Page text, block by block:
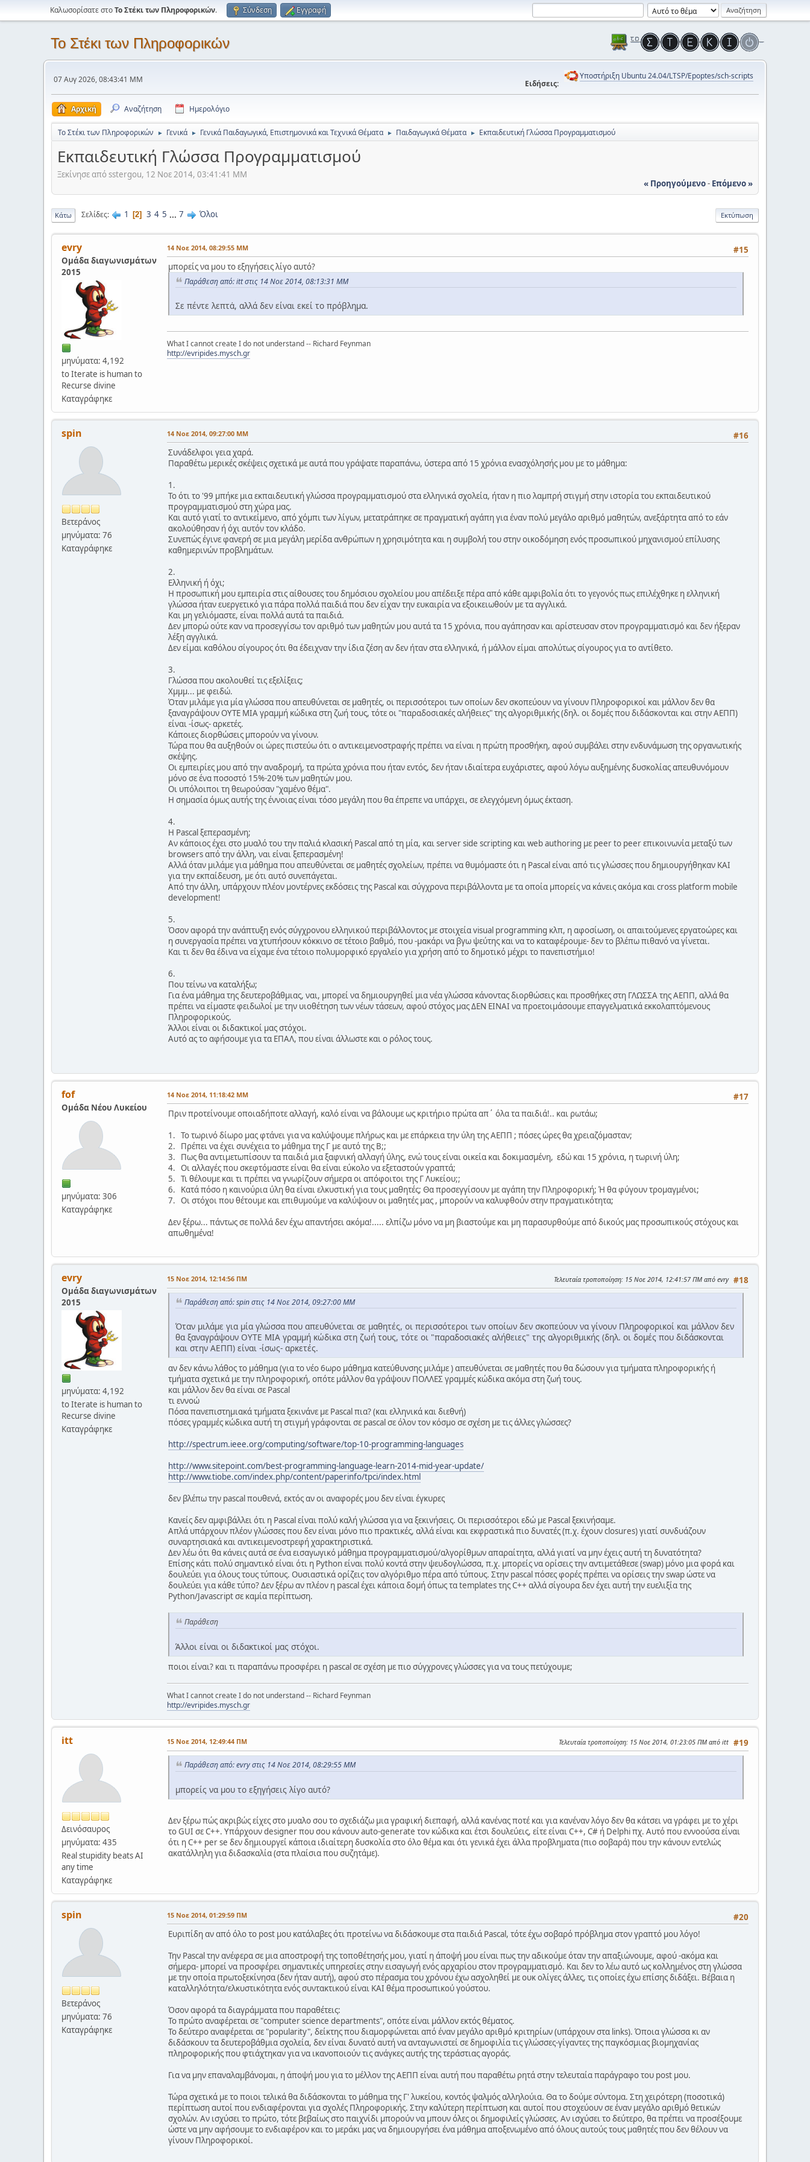
Καλωσορίσατε στοΤο Στέκι των Πληροφορικών. Σύνδεση Εγγραφή
Το Στέκι των Πληροφορικών
07 Αυγ 2026, 08:43:41 ΜΜ Ειδήσεις:
Υποστήριξη Ubuntu 24.04/LTSP/Epoptes/sch-scripts
Αρχική Αναζήτηση Ημερολόγιο
Το Στέκι των Πληροφορικών ► Γενικά ► Γενικά Παιδαγωγικά, Επιστημονικά και Τεχνικά Θέματα ► Παιδαγωγικά Θέματα ► Εκπαιδευτική Γλώσσα Προγραμματισμού
Εκπαιδευτική Γλώσσα Προγραμματισμού
Ξεκίνησε από sstergou, 12 Νοε 2014, 03:41:41 ΜΜ
« Προηγούμενο- Επόμενο »
Εκτύπωση
Κάτω Σελίδες 1 2 3 4 5 ... 7 Όλοι
evry
Ομάδα διαγωνισμάτων
2015
μηνύματα: 4,192
to Iterate is human to
Recurse divine
Καταγράφηκε
#15
14 Νοε 2014, 08:29:55 ΜΜ
μπορείς να μου το εξηγήσεις λίγο αυτό?
Παράθεση από: itt στις 14 Νοε 2014, 08:13:31 ΜΜ
Σε πέντε λεπτἀ, αλλά δεν είναι εκεί το πρόβλημα.
What I cannot create I do not understand -- Richard Feynman
http://evripides.mysch.gr
spin
Βετεράνος
μηνύματα: 76
Καταγράφηκε
#16
14 Νοε 2014, 09:27:00 ΜΜ
Συνάδελφοι γεια χαρά.
Παραθέτω μερικές σκέψεις σχετικά με αυτά που γράψατε παραπάνω, ύστερα από 15 χρόνια ενασχόλησής μου με το μάθημα:
1.
Το ότι το '99 μπήκε μια εκπαιδευτική γλώσσα προγραμματισμού στα ελληνικά σχολεία, ήταν η πιο λαμπρή στιγμή στην ιστορία του εκπαιδευτικού
προγραμματισμού στη χώρα μας.
Και αυτό γιατί το αντικείμενο, από χόμπι των λίγων, μετατράπηκε σε πραγματική αγάπη για έναν πολύ μεγάλο αριθμό μαθητών, ανεξάρτητα από το εάν
ακολούθησαν ή όχι αυτόν τον κλάδο.
Συνεπώς έγινε φανερή σε μια μεγάλη μερίδα ανθρώπων η χρησιμότητα και η συμβολή του στην οικοδόμηση ενός προσωπικού μηχανισμού επίλυσης
καθημερινών προβλημάτων.
2.
Ελληνική ή όχι;
Η προσωπική μου εμπειρία στις αίθουσες του δημόσιου σχολείου μου απέδειξε πέρα από κάθε αμφιβολία ότι το γεγονός πως επιλέχθηκε η ελληνική
γλώσσα ήταν ευεργετικό για πάρα πολλά παιδιά που δεν είχαν την ευκαιρία να εξοικειωθούν με τα αγγλικά.
Και μη γελιόμαστε, είναι πολλά αυτά τα παιδιά.
Δεν μπορώ ούτε καν να προσεγγίσω τον αριθμό των μαθητών μου αυτά τα 15 χρόνια, που αγάπησαν και αρίστευσαν στον προγραμματισμό και δεν ήξεραν
λέξη αγγλικά.
Δεν είμαι καθόλου σίγουρος ότι θα έδειχναν την ίδια ζέση αν δεν ήταν στα ελληνικά, ή μάλλον είμαι απολύτως σίγουρος για το αντίθετο.
3.
Γλώσσα που ακολουθεί τις εξελίξεις;
Χμμμ... με φειδώ.
Όταν μιλάμε για μία γλώσσα που απευθύνεται σε μαθητές, οι περισσότεροι των οποίων δεν σκοπεύουν να γίνουν Πληροφορικοί και μάλλον δεν θα
ξαναγράψουν ΟΥΤΕ ΜΙΑ γραμμή κώδικα στη ζωή τους, τότε οι "παραδοσιακές αλήθειες" της αλγοριθμικής (δηλ. οι δομές που διδάσκονται και στην ΑΕΠΠ)
είναι -ίσως- αρκετές.
Κάποιες διορθώσεις μπορούν να γίνουν.
Τώρα που θα αυξηθούν οι ώρες πιστεύω ότι ο αντικειμενοστραφής πρέπει να είναι η πρώτη προσθήκη, αφού συμβάλει στην ενδυνάμωση της οργανωτικής
σκέψης.
Οι εμπειρίες μου από την αναδρομή, τα πρώτα χρόνια που ήταν εντός, δεν ήταν ιδιαίτερα ευχάριστες, αφού λόγω αυξημένης δυσκολίας απευθυνόμουν
μόνο σε ένα ποσοστό 15%-20% των μαθητών μου.
Οι υπόλοιποι τη θεωρούσαν "χαμένο θέμα".
Η σημασία όμως αυτής της έννοιας είναι τόσο μεγάλη που θα έπρεπε να υπάρχει, σε ελεγχόμενη όμως έκταση.
4.
Η Pascal ξεπερασμένη;
Αν κάποιος έχει στο μυαλό του την παλιά κλασική Pascal από τη μία, και server side scripting και web authoring με peer to peer επικοινωνία μεταξύ των
browsers από την άλλη, ναι είναι ξεπερασμένη!
Αλλά όταν μιλάμε για μάθημα που απευθύνεται σε μαθητές σχολείων, πρέπει να θυμόμαστε ότι η Pascal είναι από τις γλώσσες που δημιουργήθηκαν ΚΑΙ
για την εκπαίδευση, με ότι αυτό συνεπάγεται.
Από την άλλη, υπάρχουν πλέον μοντέρνες εκδόσεις της Pascal και σύγχρονα περιβάλλοντα με τα οποία μπορείς να κάνεις ακόμα και cross platform mobile
development!
5.
Όσον αφορά την ανάπτυξη ενός σύγχρονου ελληνικού περιβάλλοντος με στοιχεία visual programming κλπ, η αφοσίωση, οι απαιτούμενες εργατοώρες και
η συνεργασία πρέπει να χτυπήσουν κόκκινο σε τέτοιο βαθμό, που -μακάρι να βγω ψεύτης και να το καταφέρουμε- δεν το βλέπω πιθανό να γίνεται.
Και τι δεν θα έδινα να είχαμε ένα τέτοιο πολυμορφικό εργαλείο για χρήση από το δημοτικό μέχρι το πανεπιστήμιο!
6.
Που τείνω να καταλήξω;
Για ένα μάθημα της δευτεροβάθμιας, ναι, μπορεί να δημιουργηθεί μια νέα γλώσσα κάνοντας διορθώσεις και προσθήκες στη ΓΛΩΣΣΑ της ΑΕΠΠ, αλλά θα
πρέπει να είμαστε φειδωλοί με την υιοθέτηση των νέων τάσεων, αφού στόχος μας ΔΕΝ ΕΙΝΑΙ να προετοιμάσουμε επαγγελματικά εκκολαπτόμενους
Πληροφορικούς.
Άλλοι είναι οι διδακτικοί μας στόχοι.
Αυτό ας το αφήσουμε για τα ΕΠΑΛ, που είναι άλλωστε και ο ρόλος τους.
fof
Ομάδα Νέου Λυκείου
μηνύματα: 306
Καταγράφηκε
#17
14 Νοε 2014, 11:18:42 ΜΜ
Πριν προτείνουμε οποιαδήποτε αλλαγή, καλό είναι να βάλουμε ως κριτήριο πρώτα απ΄ όλα τα παιδιά!.. και ρωτάω;
1. Το τωρινό δίωρο μας φτάνει για να καλύψουμε πλήρως και με επάρκεια την ύλη της ΑΕΠΠ ; πόσες ώρες θα χρειαζόμασταν;
2. Πρέπει να έχει συνέχεια το μάθημα της Γ με αυτό της Β;;
3. Πως θα αντιμετωπίσουν τα παιδιά μια ξαφνική αλλαγή ύλης, ενώ τους είναι οικεία και δοκιμασμένη, εδώ και 15 χρόνια, η τωρινή ύλη;
4. Οι αλλαγές που σκεφτόμαστε είναι θα είναι εύκολο να εξεταστούν γραπτά;
5. Τι θέλουμε και τι πρέπει να γνωρίζουν σήμερα οι απόφοιτοι της Γ Λυκείου;;
6. Κατά πόσο η καινούρια ύλη θα είναι ελκυστική για τους μαθητές; Θα προσεγγίσουν με αγάπη την Πληροφορική; Ή θα φύγουν τρομαγμένοι;
7. Οι στόχοι που θέτουμε και επιθυμούμε να καλύψουν οι μαθητές μας , μπορούν να καλυφθούν στην πραγματικότητα;
Δεν ξέρω... πάντως σε πολλά δεν έχω απαντήσει ακόμα!..... ελπίζω μόνο να μη βιαστούμε και μη παρασυρθούμε από δικούς μας προσωπικούς στόχους και
απωθημένα!
evry
Ομάδα διαγωνισμάτων
2015
μηνύματα: 4,192
to Iterate is human to
Recurse divine
Καταγράφηκε
#18
15 Νοε 2014, 12:14:56 ΠΜ Τελευταία τροποποίηση: 15 Νοε 2014, 12:41:57 ΠΜ από evry
Παράθεση από: spin στις 14 Νοε 2014, 09:27:00 ΜΜ
Όταν μιλάμε για μία γλώσσα που απευθύνεται σε μαθητές, οι περισσότεροι των οποίων δεν σκοπεύουν να γίνουν Πληροφορικοί και μάλλον δεν
θα ξαναγράψουν ΟΥΤΕ ΜΙΑ γραμμή κώδικα στη ζωή τους, τότε οι "παραδοσιακές αλήθειες" της αλγοριθμικής (δηλ. οι δομές που διδάσκονται
και στην ΑΕΠΠ) είναι -ίσως- αρκετές.
αν δεν κάνω λάθος το μάθημα (για το νέο 6ωρο μάθημα κατεύθυνσης μιλάμε ) απευθύνεται σε μαθητές που θα δώσουν για τμήματα πληροφορικής ή
τμήματα σχετικά με την πληροφορική, οπότε μάλλον θα γράψουν ΠΟΛΛΕΣ γραμμές κώδικα ακόμα στη ζωή τους.
και μάλλον δεν θα είναι σε Pascal
τι εννοώ
Πόσα πανεπιστημιακά τμήματα ξεκινάνε με Pascal πια? (και ελληνικά και διεθνή)
πόσες γραμμές κώδικα αυτή τη στιγμή γράφονται σε pascal σε όλον τον κόσμο σε σχέση με τις άλλες γλώσσες?
http://spectrum.ieee.org/computing/software/top-10-programming-languages
http://www.sitepoint.com/best-programming-language-learn-2014-mid-year-update/
http://www.tiobe.com/index.php/content/paperinfo/tpci/index.html
δεν βλέπω την pascal πουθενά, εκτός αν οι αναφορές μου δεν είναι έγκυρες
Κανείς δεν αμφιβάλλει ότι η Pascal είναι πολύ καλή γλώσσα για να ξεκινήσεις. Οι περισσότεροι εδώ με Pascal ξεκινήσαμε.
Απλά υπάρχουν πλέον γλώσσες που δεν είναι μόνο πιο πρακτικές, αλλά είναι και εκφραστικά πιο δυνατές (π.χ. έχουν closures) γιατί συνδυάζουν
συναρτησιακά και αντικειμενοστρεφή χαρακτηριστικά.
Δεν λέω ότι θα κάνεις αυτά σε ένα εισαγωγικό μάθημα προγραμματισμού/αλγορίθμων απαραίτητα, αλλά γιατί να μην έχεις αυτή τη δυνατότητα?
Επίσης κάτι πολύ σημαντικό είναι ότι η Python είναι πολύ κοντά στην ψευδογλώσσα, π.χ. μπορείς να ορίσεις την αντιμετάθεσε (swap) μόνο μια φορά και
δουλεύει για όλους τους τύπους. Ουσιαστικά ορίζεις τον αλγόριθμο πέρα από τύπους. Στην pascal πόσες φορές πρέπει να ορίσεις την swap ώστε να
δουλεύει για κάθε τύπο? Δεν ξέρω αν πλέον η pascal έχει κάποια δομή όπως τα templates της C++ αλλά σίγουρα δεν έχει αυτή την ευελιξία της
Python/Javascript σε καμία περίπτωση.
Παράθεση
Άλλοι είναι οι διδακτικοί μας στόχοι.
ποιοι είναι? και τι παραπάνω προσφέρει η pascal σε σχέση με πιο σύγχρονες γλώσσες για να τους πετύχουμε;
What I cannot create I do not understand -- Richard Feynman
http://evripides.mysch.gr
itt
Δεινόσαυρος
μηνύματα: 435
Real stupidity beats ΑΙ
any time
Καταγράφηκε
#19
15 Νοε 2014, 12:49:44 ΠΜ Τελευταία τροποποίηση: 15 Νοε 2014, 01:23:05 ΠΜ από itt
Παράθεση από: evry στις 14 Νοε 2014, 08:29:55 ΜΜ
μπορείς να μου το εξηγήσεις λίγο αυτό?
Δεν ξέρω πώς ακριβώς είχες στο μυαλο σου το σχεδιάζω μια γραφική διεπαφή, αλλά κανένας ποτέ και για κανέναν λόγο δεν θα κάτσει να γράφει με το χέρι
το GUI σε C++. Υπάρχουν designer που σου κάνουν auto-generate τον κώδικα και έτσι δουλεύεις, είτε είναι C++, C# ή Delphi πχ. Αυτό που εννοούσα είναι
ότι η C++ per se δεν δημιουργεί κάποια ιδιαίτερη δυσκολία στο όλο θέμα και ότι γενικά έχει άλλα προβληματα (πιο σοβαρά) που την κάνουν εντελώς
ακατάλληλη για διδασκαλία (στα πλαίσια που συζητάμε).
spin
Βετεράνος
μηνύματα: 76
Καταγράφηκε
#20
15 Νοε 2014, 01:29:59 ΠΜ
Ευριπίδη αν από όλο το post μου κατάλαβες ότι προτείνω να διδάσκουμε στα παιδιά Pascal, τότε έχω σοβαρό πρόβλημα στον γραπτό μου λόγο!
Την Pascal την ανέφερα σε μια αποστροφή της τοποθέτησής μου, γιατί η άποψή μου είναι πως την αδικούμε όταν την απαξιώνουμε, αφού -ακόμα και
σήμερα- μπορεί να προσφέρει σημαντικές υπηρεσίες στην εισαγωγή ενός αρχαρίου στον προγραμματισμό. Και δεν το λέω αυτό ως κολλημένος στη γλώσσα
με την οποία πρωτοξεκίνησα (δεν ήταν αυτή), αφού στο πέρασμα του χρόνου έχω ασχοληθεί με ουκ ολίγες άλλες, τις οποίες έχω επίσης διδάξει. Βέβαια η
καταλληλότητα/ελκυστικότητα ενός συντακτικού είναι ΚΑΙ θέμα προσωπικού γούστου.
Όσον αφορά τα διαγράμματα που παραθέτεις:
Το πρώτο αναφέρεται σε "computer science departments", οπότε είναι μάλλον εκτός θέματος.
Το δεύτερο αναφέρεται σε "popularity", δείκτης που διαμορφώνεται από έναν μεγάλο αριθμό κριτηρίων (υπάρχουν στα links). Όποια γλώσσα κι αν
διδάσκουν τα δευτεροβάθμια σχολεία, δεν είναι δυνατό αυτή να ανταγωνιστεί σε δημοφιλία τις γλώσσες-γίγαντες της παγκόσμιας βιομηχανίας
πληροφορικής που φτιάχτηκαν για να ικανοποιούν τις ανάγκες αυτής της τεράστιας αγοράς.
Για να μην επαναλαμβάνομαι, η άποψή μου για το μέλλον της ΑΕΠΠ είναι αυτή που παραθέτω ρητά στην τελευταία παράγραφο του post μου.
Τώρα σχετικά με το ποιοι τελικά θα διδάσκονται το μάθημα της Γ' λυκείου, κοντός ψαλμός αλληλούια. Θα το δούμε σύντομα. Στη χειρότερη (ποσοτικά)
περίπτωση αυτοί που ενδιαφέρονται για σχολές Πληροφορικής. Στην καλύτερη περίπτωση και αυτοί που στοχεύουν σε έναν μεγάλο αριθμό θετικών
σχολών. Αν ισχύσει το πρώτο, τότε βεβαίως στο παιχνίδι μπορούν να μπουν όλες οι δημοφιλείς γλώσσες. Αν ισχύσει το δεύτερο, θα πρέπει να προσέξουμε
ώστε να μην αφήσουμε το ενδιαφέρον και το μεράκι μας να δημιουργήσει ένα μάθημα αποξενωμένο από όλους αυτούς τους μαθητές που δεν θέλουν να
γίνουν Πληροφορικοί.